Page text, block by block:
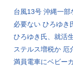
台風13号 沖縄一部
必要ない ひろゆき
ひろゆき氏、就活
ステルス増税か 厄
満員電車にベビー